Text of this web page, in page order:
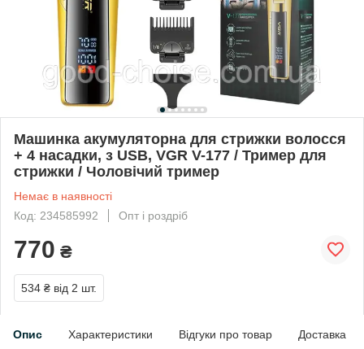
Машинка акумуляторна для стрижки волосся
+ 4 насадки, з USB, VGR V-177 / Тример для
стрижки / Чоловічий тример
Немає в наявності
Код: 234585992
Опт і роздріб
770 ₴
534 ₴ від 2 шт.
Опис Характеристики Відгуки про товар Доставка